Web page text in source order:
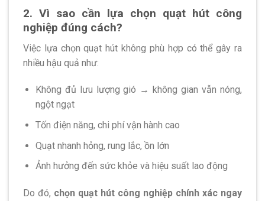
2. Vì sao cần lựa chọn quạt hút công
nghiệp đúng cách?
Việc lựa chọn quạt hút không phù hợp có thể gây ra
nhiều hậu quả như:
Không đủ lưu lượng gió → không gian vẫn nóng,
ngột ngạt
Tốn điện năng, chi phí vận hành cao
Quạt nhanh hỏng, rung lắc, ồn lớn
Ảnh hưởng đến sức khỏe và hiệu suất lao động
Do đó, chọn quạt hút công nghiệp chính xác ngay